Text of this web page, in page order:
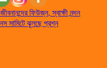
ফিউজ্ন, স্বাক্ষী নন্দন
সামিটে ঝুলছে প্রশ্ন